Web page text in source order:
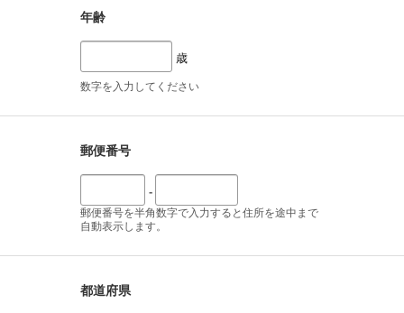
年齢
歳
数字を入力してください
郵便番号
-
郵便番号を半角数字で入力すると住所を途中まで
自動表示します。
都道府県